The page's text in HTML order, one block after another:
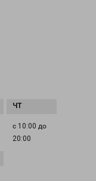
с 10:00 до
20:00